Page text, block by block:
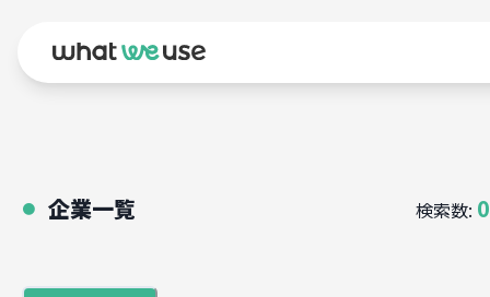
● 企業一覧 検索数: 0